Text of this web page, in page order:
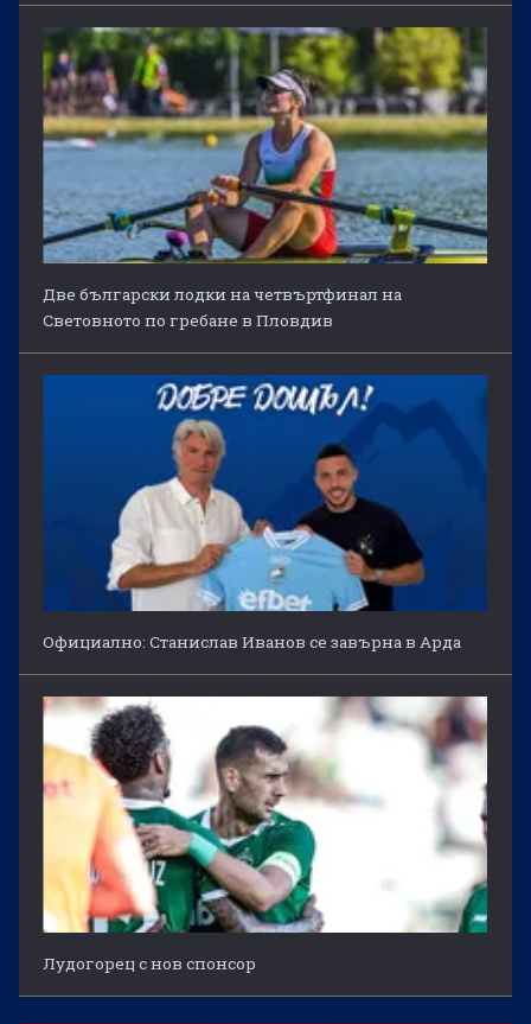
Две български лодки на четвъртфинал на
Световното по гребане в Пловдив
Официално: Станислав Иванов се завърна в Арда
Лудогорец с нов спонсор